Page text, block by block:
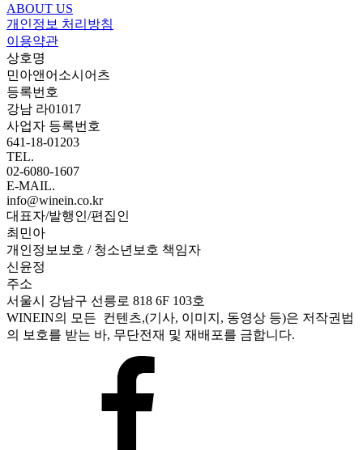
ABOUT US
개인정보 처리방침
이용약관
상호명
민아앤어소시어츠
등록번호
강남 라01017
사업자 등록번호
641-18-01203
TEL.
02-6080-1607
E-MAIL.
info@winein.co.kr
대표자/발행인/편집인
최민아
개인정보보호 / 청소년보호 책임자
신윤정
주소
서울시 강남구 선릉로 818 6F 103호
WINEIN의 모든 컨텐츠,(기사, 이미지, 동영상 등)은 저작권법
의 보호를 받는 바, 무단전재 및 재배포를 금합니다.